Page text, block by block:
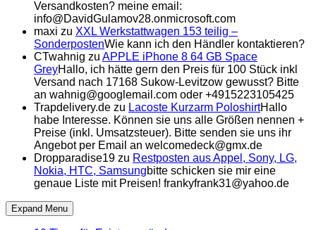
Versandkosten? meine email:
info@DavidGulamov28.onmicrosoft.com
maxi zu XXL Werkstattwagen 153 teilig –
SonderpostenWie kann ich den Händler kontaktieren?
CTwahnig zu APPLE iPhone 8 64 GB Space
GreyHallo, ich hätte gern den Preis für 100 Stück inkl
Versand nach 17168 Sukow-Levitzow gewusst? Bitte
an wahnig@googlemail.com oder +4915223105425
Trapdelivery.de zu Lacoste Kurzarm PoloshirtHallo
habe Interesse. Können sie uns alle Größen nennen +
Preise (inkl. Umsatzsteuer). Bitte senden sie uns ihr
Angebot per Email an welcomedeck@gmx.de
Dropparadise19 zu Restposten aus Appel, Sony, LG,
Nokia, HTC, Samsungbitte schicken sie mir eine
genaue Liste mit Preisen! frankyfrank31@yahoo.de
Expand Menu